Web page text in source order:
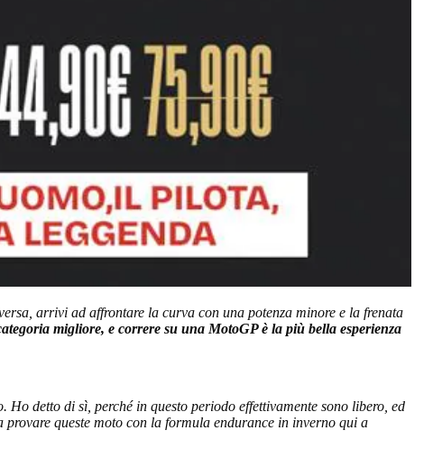
arrivi ad affrontare la curva con una potenza minore e la frenata
migliore, e correre su una MotoGP è la più bella esperienza
detto di sì, perché in questo periodo effettivamente sono libero, ed
queste moto con la formula endurance in inverno qui a